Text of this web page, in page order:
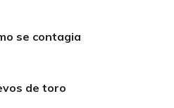
se contagia
de toro